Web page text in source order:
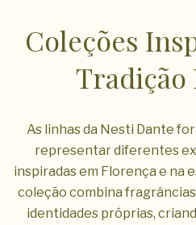
Coleções
Tradição
As linhas da Nesti Dante
representar diferentes
inspiradas em Florença e na
coleção combina
identidades próprias,